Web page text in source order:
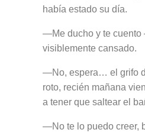
había estado su día.
—Me ducho y te
visiblemente cansado.
—No, espera… el grifo
roto, recién mañana
a tener que saltear el
—No te lo puedo creer,